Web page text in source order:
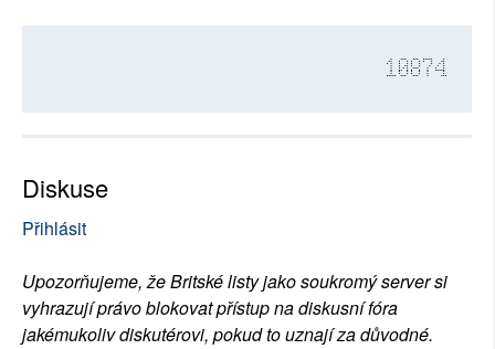
10874
Diskuse
Přihlásit
Upozorňujeme, že Britské listy jako soukromý server si
vyhrazují právo blokovat přístup na diskusní fóra
jakémukoliv diskutérovi, pokud to uznají za důvodné.